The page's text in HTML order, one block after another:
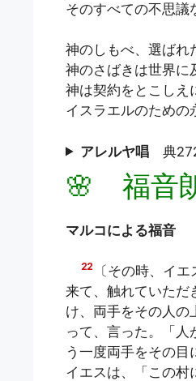
そのすべての不思議
神のしもべ、選ばれ
神のさばきは世界に
神は契約をとこしえ
イスラエルのための
アレルヤ唱 典
🌸 福音
マルコによる福音
22
〔その時、イ
来て、触れていただ
け、両手をその人の
って、言った。「人
う一度両手をその
イエスは、「この村